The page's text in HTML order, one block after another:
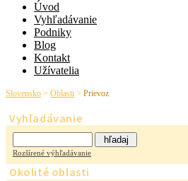
Úvod
Vyhľadávanie
Podniky
Blog
Kontakt
Užívatelia
Slovensko > Oblasti > Prievoz
Vyhľadávanie
Rozšírené výhľadávanie
Okolité oblasti